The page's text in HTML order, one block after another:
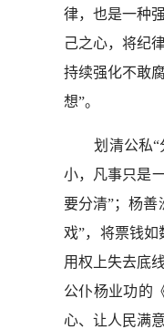
律，也是一种
己之心，将纪
持续强化不敢
想”。
划清公私“分
小，凡事只是
要分清”；杨善
戏”，将票钱
用权上失去底
公仆杨业功的
心、让人民满意